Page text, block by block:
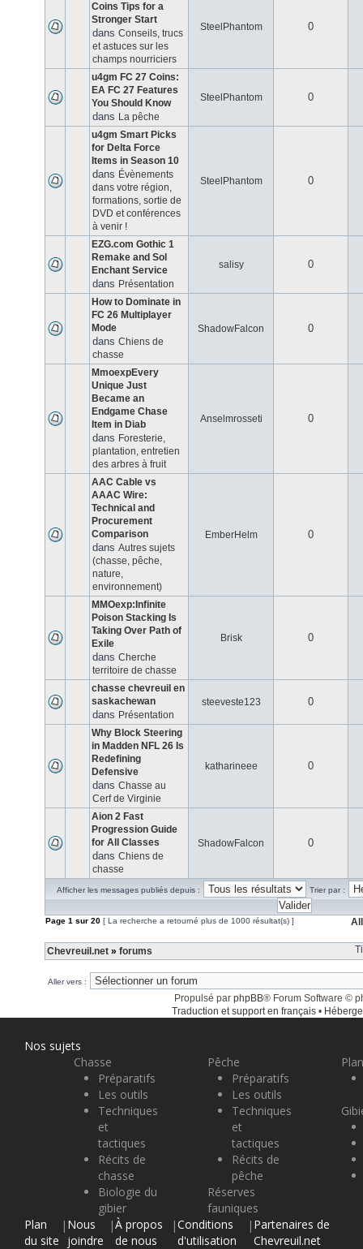
Coins Tips for a
Stronger Start
dans Conseils, trucs
et astuces sur les
champs nourriciers
SteelPhantom 0
u4gm FC 27 Coins:
EA FC 27 Features
You Should Know
dans La pêche
SteelPhantom 0
u4gm Smart Picks
for Delta Force
Items in Season 10
dans Évènements
dans votre région,
formations, sortie de
DVD et conférences
à venir !
SteelPhantom 0
EZG.com Gothic 1
Remake and Sol
Enchant Service
dans Présentation
salisy 0
How to Dominate in
FC 26 Multiplayer
Mode
dans Chiens de
chasse
ShadowFalcon 0
MmoexpEvery
Unique Just
Became an
Endgame Chase
Item in Diab
dans Foresterie,
plantation, entretien
des arbres à fruit
Anselmrosseti 0
AAC Cable vs
AAAC Wire:
Technical and
Procurement
Comparison
dans Autres sujets
(chasse, pêche,
nature,
environnement)
EmberHelm 0
MMOexp:Infinite
Poison Stacking Is
Taking Over Path of
Exile
dans Cherche
territoire de chasse
Brisk 0
chasse chevreuil en
saskachewan
dans Présentation
steeveste123 0
Why Block Steering
in Madden NFL 26 Is
Redefining
Defensive
dans Chasse au
Cerf de Virginie
katharineee 0
Aion 2 Fast
Progression Guide
for All Classes
dans Chiens de
chasse
ShadowFalcon 0
Afficher les messages publiés depuis : Trier par :
Page 1 sur 20 [ La recherche a retourné plus de 1000 résultat(s) ]
Chevreuil.net » forums
Aller vers :
Propulsé par phpBB® Forum Software ©
Traduction et support en français •
Nos sujets
Chasse
Préparatifs
Les outils
Techniques
et
tactiques
Récits de
chasse
Biologie du
gibier
Pêche
Préparatifs
Les outils
Techniques
et
tactiques
Récits de
pêche
Réserves
fauniques
Plan
du site
| Nous
joindre
|À propos
de nous
|Conditions
d'utilisation
| Partenaires de
Chevreuil.net